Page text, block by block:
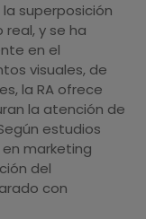
superposición
y se ha
en el
visuales, de
la RA ofrece
la atención de
estudios
marketing
del
con